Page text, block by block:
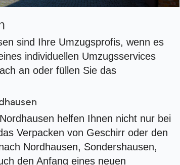
sind Ihre Umzugsprofis, wenn es
individuellen Umzugsservices
an oder füllen Sie das
helfen Ihnen nicht nur bei
Verpacken von Geschirr oder den
Nordhausen, Sondershausen,
den Anfang eines neuen